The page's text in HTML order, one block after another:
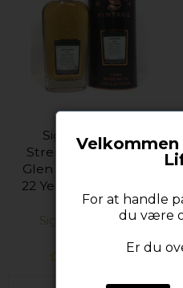
Signatory Cask
Strength Collection
Glen Grant 1995-2018
22 Years 50,8% alc. 70
cl.
Signatory Vintage
For at handle
du være
Er du